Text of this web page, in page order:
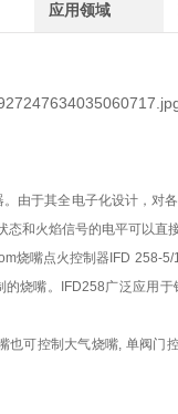
应用领域
由于其全电子化设计，对
和火焰信号的电平可以
烧嘴点火控制器IFD 258-
烧嘴。IFD258广泛应用
也可控制大气烧嘴, 单阀